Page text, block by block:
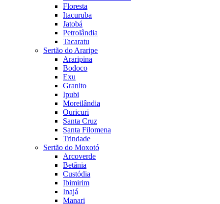
Floresta
Itacuruba
Jatobá
Petrolândia
Tacaratu
Sertão do Araripe
Araripina
Bodoco
Exu
Granito
Ipubi
Moreilândia
Ouricuri
Santa Cruz
Santa Filomena
Trindade
Sertão do Moxotó
Arcoverde
Betânia
Custódia
Ibimirim
Inajá
Manari